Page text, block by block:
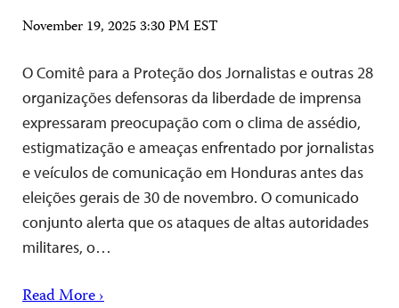
November 19, 2025 3:30 PM EST
O Comitê para a Proteção dos Jornalistas e outras 28
organizações defensoras da liberdade de imprensa
expressaram preocupação com o clima de assédio,
estigmatização e ameaças enfrentado por jornalistas
e veículos de comunicação em Honduras antes das
eleições gerais de 30 de novembro. O comunicado
conjunto alerta que os ataques de altas autoridades
militares, o…
Read More ›